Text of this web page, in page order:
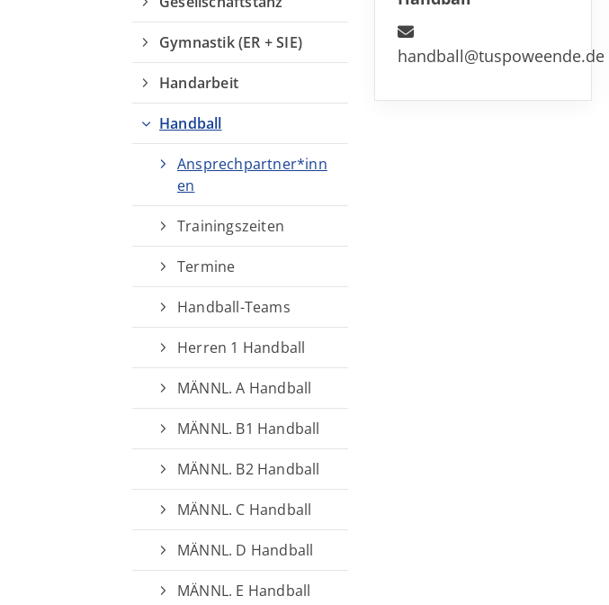
handball@tuspoweende.de
Gymnastik (ER + SIE)
Handarbeit
Handball
Ansprechpartner*inn
en
Trainingszeiten
Termine
Handball-Teams
Herren 1 Handball
MÄNNL. A Handball
MÄNNL. B1 Handball
MÄNNL. B2 Handball
MÄNNL. C Handball
MÄNNL. D Handball
MÄNNL. E Handball
info@tuspoweende.de